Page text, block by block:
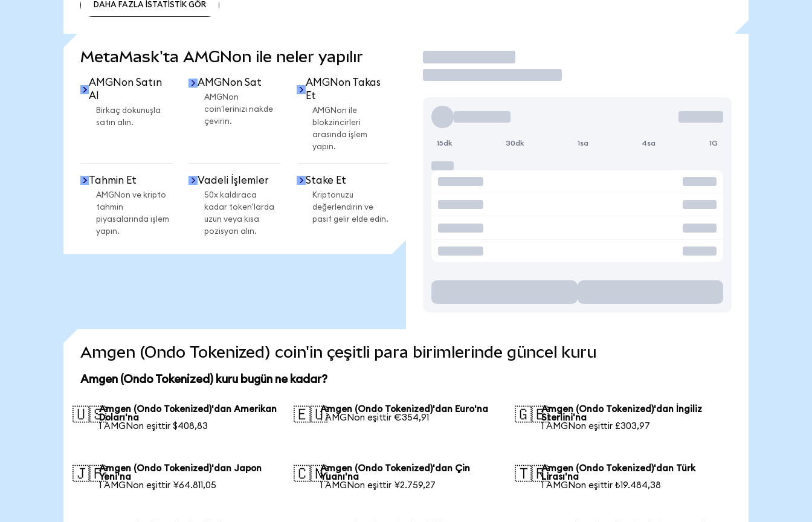
DAHA FAZLA İSTATİSTİK GÖR
MetaMask'ta AMGNon ile neler yapılır
AMGNon Satın
Al
Birkaç dokunuşla
satın alın.
AMGNon Sat
AMGNon
coin'lerinizi nakde
çevirin.
AMGNon Takas
Et
AMGNon ile
blokzincirleri
arasında işlem
yapın.
Tahmin Et
AMGNon ve kripto
tahmin
piyasalarında işlem
yapın.
Vadeli İşlemler
50x kaldıraca
kadar token'larda
uzun veya kısa
pozisyon alın.
Stake Et
Kriptonuzu
değerlendirin ve
pasif gelir elde edin.
İşlem Yap
15dk 30dk 1sa 4sa 1G
Amgen (Ondo Tokenized) coin'in çeşitli para birimlerinde güncel kuru
Amgen (Ondo Tokenized) kuru bugün ne kadar?
🇺🇸Amgen (Ondo Tokenized)'dan Amerikan
Doları'na
1 AMGNon eşittir $408,83
🇪🇺Amgen (Ondo Tokenized)'dan Euro'na
1 AMGNon eşittir €354,91
🇬🇧Amgen (Ondo Tokenized)'dan İngiliz
Sterlini'na
1 AMGNon eşittir £303,97
🇯🇵Amgen (Ondo Tokenized)'dan Japon
Yeni'na
1 AMGNon eşittir ¥64.811,05
🇨🇳Amgen (Ondo Tokenized)'dan Çin
Yuanı'na
1 AMGNon eşittir ¥2.759,27
🇹🇷Amgen (Ondo Tokenized)'dan Türk
Lirası'na
1 AMGNon eşittir ₺19.484,38